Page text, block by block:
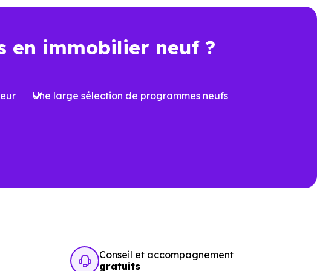
: parfait achèvement,
en immobilier neuf ?
Une large sélection de programmes neufs
Conseil et accompagnement
gratuits